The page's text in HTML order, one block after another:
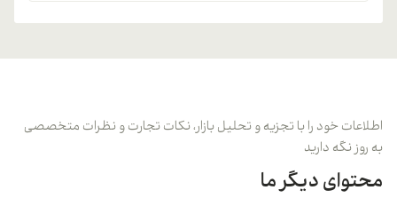
اطلاعات خود را با تجزیه و تحلیل بازار، نکات تجارت و نظرات متخصصی
به روز نگه دارید
محتوای دیگر ما